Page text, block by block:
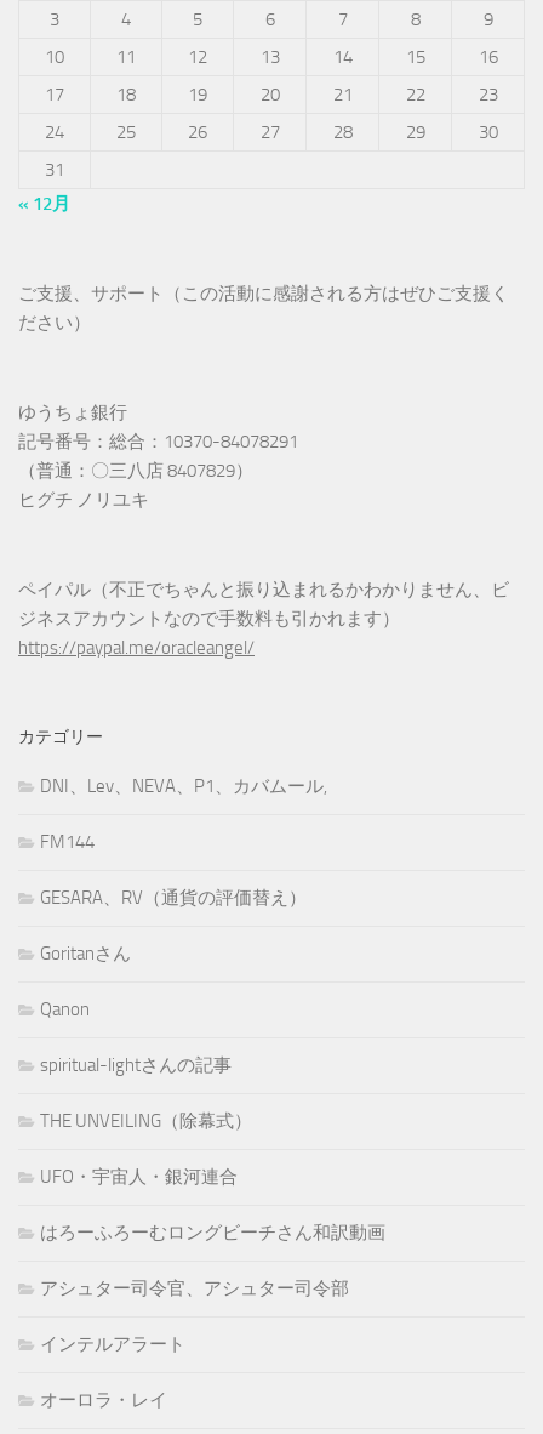
3
4 5 6 7 8
9
10
11 12 13 14 15
16
17
18 19 20 21 22
23
24
25 26 27 28 29
30
31
« 12月
ご支援、サポート（この活動に感謝される方はぜひご支援く
ださい）
ゆうちょ銀行
記号番号：総合：10370-84078291
（普通：〇三八店 8407829）
ヒグチ ノリユキ
ペイパル（不正でちゃんと振り込まれるかわかりません、ビ
ジネスアカウントなので手数料も引かれます）
https://paypal.me/oracleangel/
カテゴリー
DNI、Lev、NEVA、P1、カバムール,
FM144
GESARA、RV（通貨の評価替え）
Goritanさん
Qanon
spiritual-lightさんの記事
THE UNVEILING（除幕式）
UFO・宇宙人・銀河連合
はろーふろーむロングビーチさん和訳動画
アシュター司令官、アシュター司令部
インテルアラート
オーロラ・レイ